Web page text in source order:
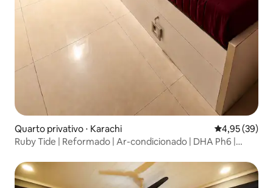
Quarto privativo ⋅ Karachi 4,95 de uma
4,95 (39)
Ruby Tide | Reformado | Ar-condicionado | DHA Ph6 |